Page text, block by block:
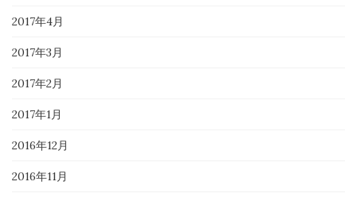
2017年4月
2017年3月
2017年2月
2017年1月
2016年12月
2016年11月